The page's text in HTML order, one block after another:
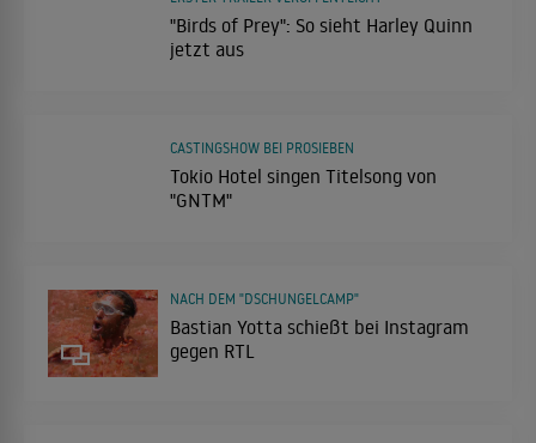
"Birds of Prey": So sieht Harley Quinn
jetzt aus
Tokio Hotel singen Titelsong von
"GNTM"
CASTINGSHOW BEI PROSIEBEN
Bastian Yotta schießt bei Instagram
gegen RTL
NACH DEM "DSCHUNGELCAMP"